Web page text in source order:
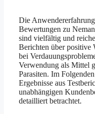
Die
Bewertungen zu
sind vielfältig und
Berichten über positive
bei
Verwendung als Mittel
Parasiten. Im
Ergebnisse aus
unabhängigen
detailliert betrachtet.